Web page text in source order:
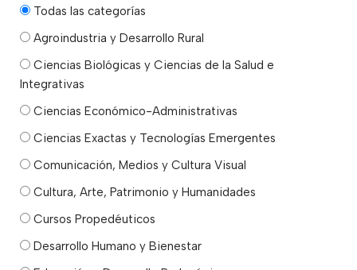
Todas las categorías
Agroindustria y Desarrollo Rural
Ciencias Biológicas y Ciencias de la Salud e
Integrativas
Ciencias Económico-Administrativas
Ciencias Exactas y Tecnologías Emergentes
Comunicación, Medios y Cultura Visual
Cultura, Arte, Patrimonio y Humanidades
Cursos Propedéuticos
Desarrollo Humano y Bienestar